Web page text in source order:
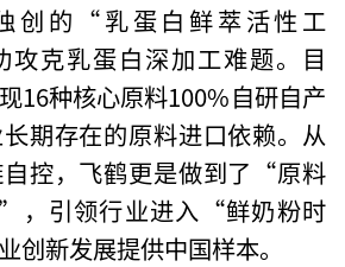
创的“乳蛋白鲜萃活性工
克乳蛋白深加工难题。目
16种核心原料100%自研自产
期存在的原料进口依赖。从
控，飞鹤更是做到了“原料
，引领行业进入“鲜奶粉时
新发展提供中国样本。